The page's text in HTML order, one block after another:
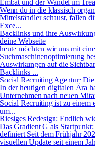
Embat und der Wandel im
Wenn du in die klassisch
Mittelständler schaust, fallen
Exce...
Backlinks und ihre
deine Webseite
heute möchten wir uns mit
Suchmaschinenoptimierung
Auswirkungen auf die
Backlinks ...
Social Recruiting Agentur:
In der heutigen digitalen Ära
Unternehmen nach neuen
Social Recruiting ist zu einem
um...
Riesiges Redesign: Endlich
Das Gradient G als
definiert Seit dem Frühjahr
visuellen Update seit einem